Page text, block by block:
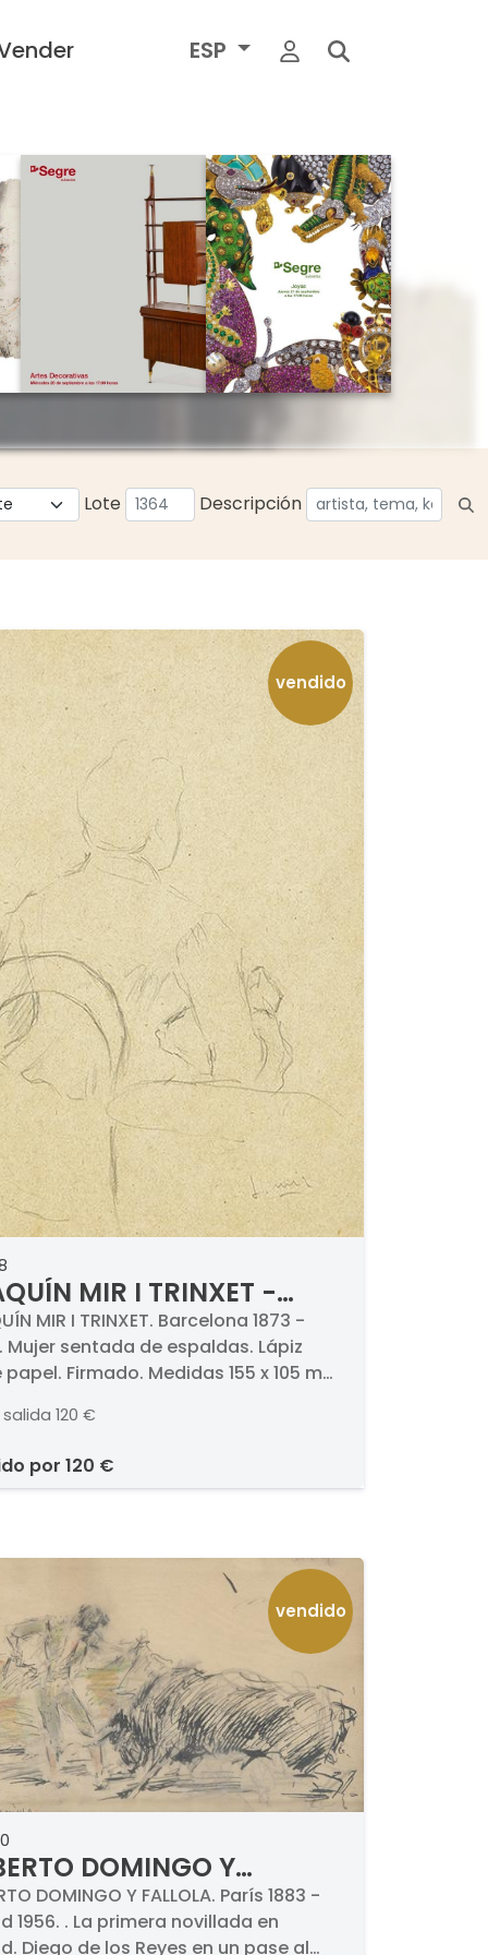
ESP
Lote Descripción
vendido
MIR I TRINXET -
sentada de espaldas
MIR I TRINXET. Barcelona 1873 -
Mujer sentada de espaldas. Lápiz
Firmado. Medidas 155 x 105 mm.
salida 120 €
por 120 €
vendido
DOMINGO Y
- La primera
en Madrid. Diego
DOMINGO Y FALLOLA. París 1883 -
1956. . La primera novillada en
Diego de los Reyes en un pase al